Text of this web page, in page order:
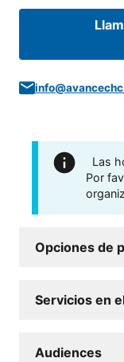
Las
Por
Opciones de
Servicios en
Audiences